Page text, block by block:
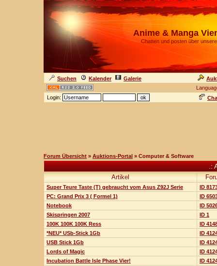
Anime & Manga
Chatten und posten über
Suchen Kalender Galerie
Login:
Forum Übersicht » Auktions-Portal » Computer & Software
.:
Artikel
Super Teure Taste (T) gebraucht vom Asus Z92J Serie
ID
PC: Grand Prix 3 ( Formel 1)
ID
Notebook
ID
Skispringen 2007
ID 1
100K 100K 100K Ress
ID
*NEU* USb-Stick 1Gb
ID
USB Stick 1Gb
ID
Lords of Magic
ID
Incubation Battle Isle Phase Vier!
ID